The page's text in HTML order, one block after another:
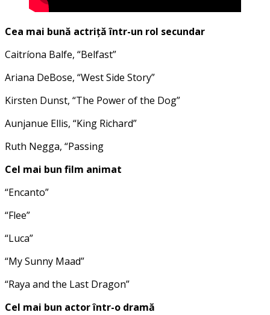
Cea mai bună actriță într-un rol secundar
Caitríona Balfe, “Belfast”
Ariana DeBose, “West Side Story”
Kirsten Dunst, “The Power of the Dog”
Aunjanue Ellis, “King Richard”
Ruth Negga, “Passing
Cel mai bun film animat
“Encanto”
“Flee”
“Luca”
“My Sunny Maad”
“Raya and the Last Dragon”
Cel mai bun actor într-o dramă